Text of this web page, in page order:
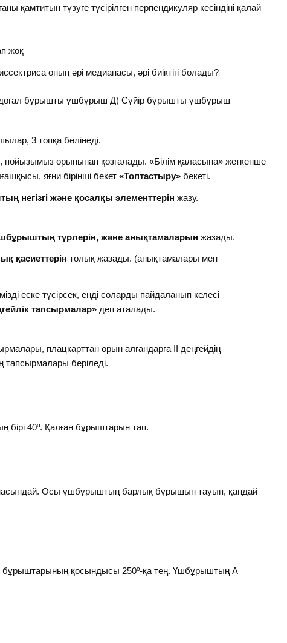
қамтитын түзуге түсірілген перпендикуляр кесіндіні қалай
жоқ
оның әрі медианасы, әрі биіктігі болады?
бұрышты үшбұрыш Д) Сүйір бұрышты үшбұрыш
3 топқа бөлінеді.
пойызымыз орынынан қозғалады. «Білім қаласына» жеткенше
яғни бірінші бекет«Топтастыру» бекеті.
негізгі және қосалқы элементтерін жазу.
түрлерін, және анықтамаларын жазады.
қасиеттерін толық жазады. (анықтамалары мен
еске түсірсек, енді соларды пайдаланып келесі
тапсырмалар» деп аталады.
плацкарттан орын алғандарға ІІ деңгейдің
тапсырмалары беріледі.
40º. Қалған бұрыштарын тап.
Осы үшбұрыштың барлық бұрышын тауып, қандай
қосындысы 250º-қа тең. Үшбұрыштың А